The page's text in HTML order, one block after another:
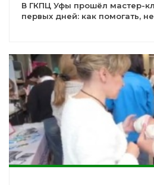
В ГКПЦ Уфы прошёл мастер-
первых дней: как помогать,